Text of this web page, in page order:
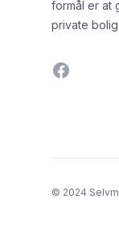
formål er at
private
Facebook
© 2024